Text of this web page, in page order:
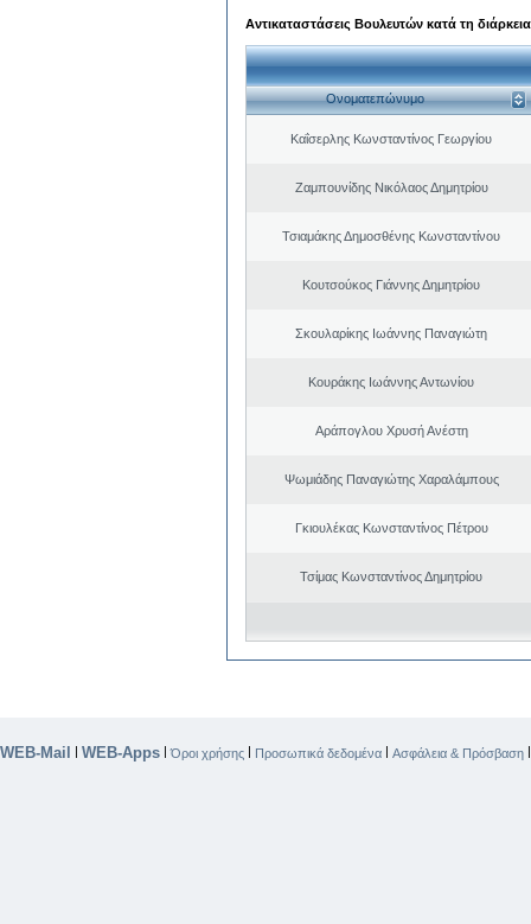
Αντικαταστάσεις Βουλευτών κατά τη
Ονοματεπώνυμο
Καΐσερλης Κωνσταντίνος Γεωργίου
Ζαμπουνίδης Νικόλαος Δημητρίου
Τσιαμάκης Δημοσθένης Κωνσταντίνου
Κουτσούκος Γιάννης Δημητρίου
Σκουλαρίκης Ιωάννης Παναγιώτη
Κουράκης Ιωάννης Αντωνίου
Αράπογλου Χρυσή Ανέστη
Ψωμιάδης Παναγιώτης Χαραλάμπους
Γκιουλέκας Κωνσταντίνος Πέτρου
Τσίμας Κωνσταντίνος Δημητρίου
WEB-Mail | WEB-Apps |Όροι χρήσης | Προσωπικά δεδομένα | Ασφάλεια & Πρόσβαση